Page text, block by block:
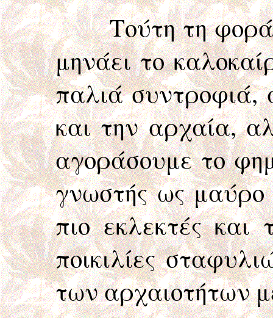
Τούτη τη φορά,
μηνάει το
παλιά
και την αρχαία,
αγοράσουμε το
γνωστής ως μαύρο
πιο εκλεκτές και
ποικιλίες
των αρχαιοτήτων